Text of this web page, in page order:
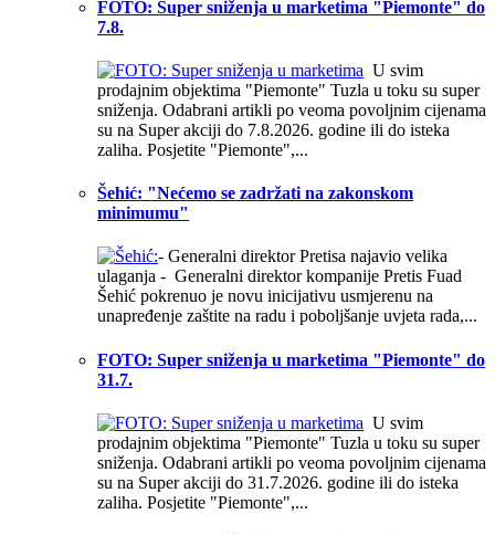
FOTO: Super sniženja u marketima "Piemonte" do
7.8.
U svim
prodajnim objektima "Piemonte" Tuzla u toku su super
sniženja. Odabrani artikli po veoma povoljnim cijenama
su na Super akciji do 7.8.2026. godine ili do isteka
zaliha. Posjetite "Piemonte",...
Šehić: "Nećemo se zadržati na zakonskom
minimumu"
- Generalni direktor Pretisa najavio velika
ulaganja - Generalni direktor kompanije Pretis Fuad
Šehić pokrenuo je novu inicijativu usmjerenu na
unapređenje zaštite na radu i poboljšanje uvjeta rada,...
FOTO: Super sniženja u marketima "Piemonte" do
31.7.
U svim
prodajnim objektima "Piemonte" Tuzla u toku su super
sniženja. Odabrani artikli po veoma povoljnim cijenama
su na Super akciji do 31.7.2026. godine ili do isteka
zaliha. Posjetite "Piemonte",...